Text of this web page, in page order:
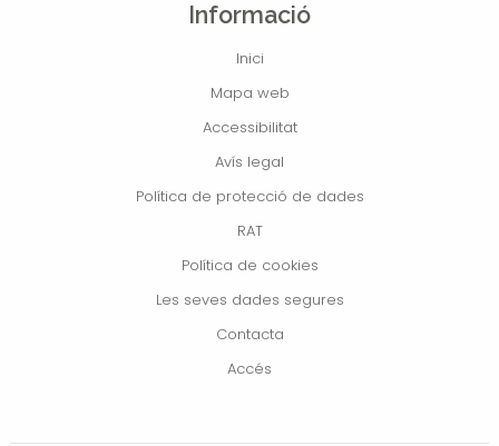
Informació
Inici
Mapa web
Accessibilitat
Avís legal
Política de protecció de dades
RAT
Política de cookies
Les seves dades segures
Contacta
Accés